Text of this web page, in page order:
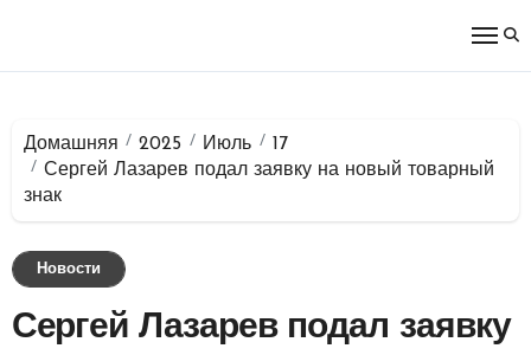
Домашняя 2025 Июль
17
Сергей Лазарев подал заявку на новый товарный
знак
Новости
Сергей Лазарев подал заявку